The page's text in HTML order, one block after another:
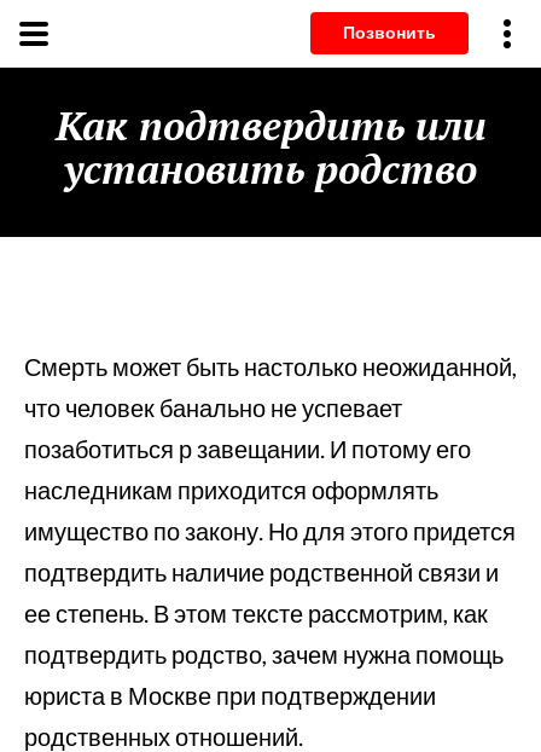
Как подтвердить или
установить родство
Смерть может быть настолько неожиданной,
что человек банально не успевает
позаботиться р завещании. И потому его
наследникам приходится оформлять
имущество по закону. Но для этого придется
подтвердить наличие родственной связи и
ее степень. В этом тексте рассмотрим, как
подтвердить родство, зачем нужна помощь
юриста в Москве при подтверждении
родственных отношений.